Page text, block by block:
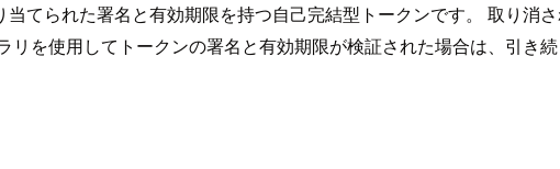
てられた署名と有効期限を持つ自己完結型トークンです。 取り消
リを使用してトークンの署名と有効期限が検証された場合は、引き